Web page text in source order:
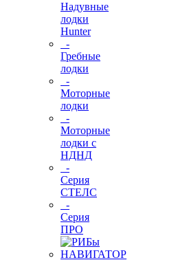
Надувные
лодки
Hunter
-
Гребные
лодки
-
Моторные
лодки
-
Моторные
лодки с
НДНД
-
Серия
СТЕЛС
-
Серия
ПРО